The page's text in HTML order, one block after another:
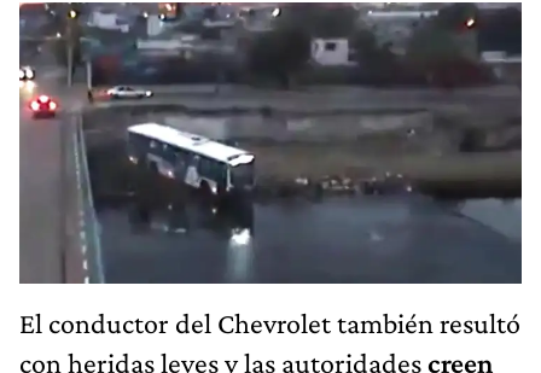
El conductor del Chevrolet también resultó
con heridas leves y las autoridadescreen